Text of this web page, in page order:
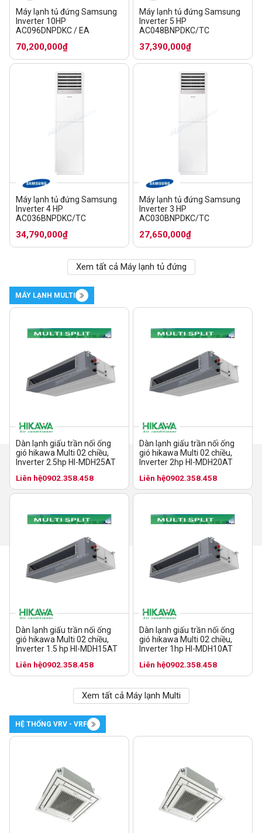
Máy lạnh tủ đứng Samsung
Inverter 10HP
AC096DNPDKC / EA
70,200,000₫
Máy lạnh tủ đứng Samsung
Inverter 5 HP
AC048BNPDKC/TC
37,390,000₫
Máy lạnh tủ đứng Samsung
Inverter 4 HP
AC036BNPDKC/TC
34,790,000₫
Máy lạnh tủ đứng Samsung
Inverter 3 HP
AC030BNPDKC/TC
27,650,000₫
Xem tất cả Máy lạnh tủ đứng
MÁY LẠNH MULTI
Dàn lạnh giấu trần nối ống
gió hikawa Multi 02 chiều,
Inverter 2.5hp HI-MDH25AT
Liên hệ0902.358.458
Dàn lạnh giấu trần nối ống
gió hikawa Multi 02 chiều,
Inverter 2hp HI-MDH20AT
Liên hệ0902.358.458
Dàn lạnh giấu trần nối ống
gió hikawa Multi 02 chiều,
Inverter 1.5 hp HI-MDH15AT
Liên hệ0902.358.458
Dàn lạnh giấu trần nối ống
gió hikawa Multi 02 chiều,
Inverter 1hp HI-MDH10AT
Liên hệ0902.358.458
Xem tất cả Máy lạnh Multi
HỆ THỐNG VRV - VRF